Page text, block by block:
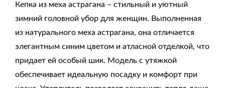
Кепка из меха астрагана – стильный и уютный
зимний головной убор для женщин. Выполненная
из натурального меха астрагана, она отличается
элегантным синим цветом и атласной отделкой, что
придает ей особый шик. Модель с утяжкой
обеспечивает идеальную посадку и комфорт при